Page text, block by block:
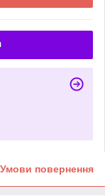
Умови повернення